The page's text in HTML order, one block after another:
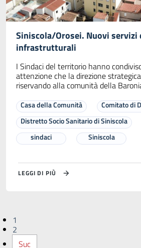
Siniscola/Orosei. Nuovi
infrastrutturali
I Sindaci del territorio hanno
attenzione che la direzione
riservando alla comunità della
Casa della Comunità
Comitato di
Distretto Socio Sanitario di Siniscola
sindaci
Siniscola
LEGGI DI PIÙ
1
2
Suc